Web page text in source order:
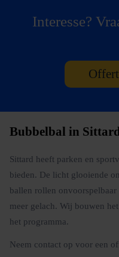
Interesse?
Bubbelbal in
Sittard heeft parken en
bieden. De licht glooiende
ballen rollen
meer gelach. Wij bouwen
het programma.
Neem contact op voor een